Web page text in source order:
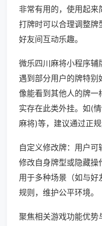
非常有用的，使用起
打牌时可以合理调整牌
好友间互动乐趣。
微乐四川麻将小程序辅
遇到部分用户的牌特别
像能看到其他人的牌一
实存在此类外挂。如(
麻将)等，建议通过正规
自定义修改牌：用户可
修改自身牌型或隐藏操
用于多种场景（如与
规则，维护公平环境。
聚焦相关游戏功能优势